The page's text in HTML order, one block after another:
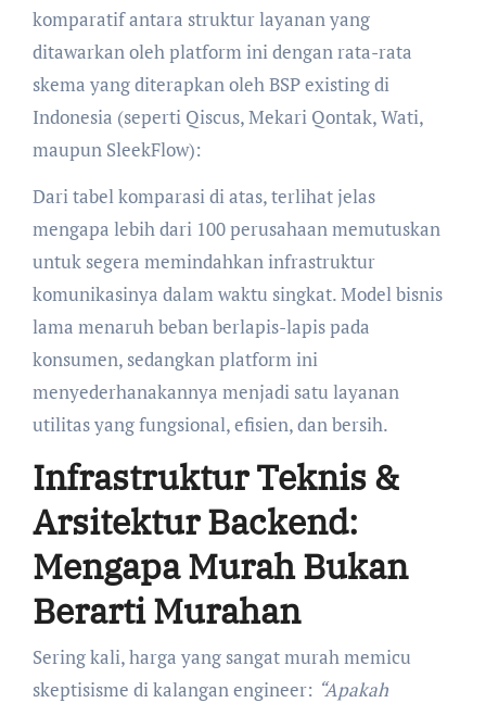
komparatif antara struktur layanan yang
ditawarkan oleh platform ini dengan rata-rata
skema yang diterapkan oleh BSP existing di
Indonesia (seperti Qiscus, Mekari Qontak, Wati,
maupun SleekFlow):
Dari tabel komparasi di atas, terlihat jelas
mengapa lebih dari 100 perusahaan memutuskan
untuk segera memindahkan infrastruktur
komunikasinya dalam waktu singkat. Model bisnis
lama menaruh beban berlapis-lapis pada
konsumen, sedangkan platform ini
menyederhanakannya menjadi satu layanan
utilitas yang fungsional, efisien, dan bersih.
Infrastruktur Teknis &
Arsitektur Backend:
Mengapa Murah Bukan
Berarti Murahan
Sering kali, harga yang sangat murah memicu
skeptisisme di kalangan engineer: “Apakah